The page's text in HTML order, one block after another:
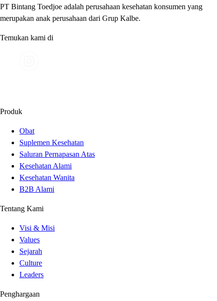
PT Bintang Toedjoe adalah perusahaan kesehatan konsumen yang
merupakan anak perusahaan dari Grup Kalbe.
Temukan kami di
Produk
Obat
Suplemen Kesehatan
Saluran Pernapasan Atas
Kesehatan Alami
Kesehatan Wanita
B2B Alami
Tentang Kami
Visi & Misi
Values
Sejarah
Culture
Leaders
Penghargaan